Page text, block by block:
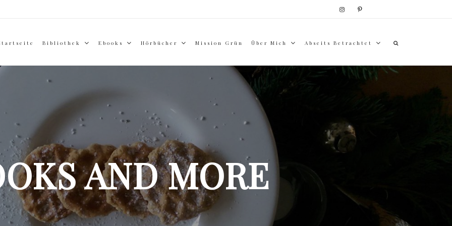
Bibliothek Ebooks Hörbücher Mission Grün Über Mich Abseits Betrachtet
AND MORE